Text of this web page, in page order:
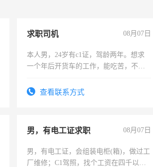
求职司机 08月07日
本人男，24岁有c1证，驾龄两年。想求
一个年后开货车的工作，能吃苦，不怕
查看联系方式
男，有电工证求职 08月07日
男，有电工证，会组装电柜(箱)，做过工
厂维修；C1驾照，找个工资在四千以